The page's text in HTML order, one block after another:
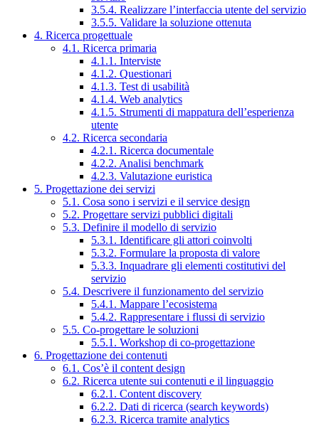
3.5.4. Realizzare l’interfaccia utente del servizio
3.5.5. Validare la soluzione ottenuta
4. Ricerca progettuale
4.1. Ricerca primaria
4.1.1. Interviste
4.1.2. Questionari
4.1.3. Test di usabilità
4.1.4. Web analytics
4.1.5. Strumenti di mappatura dell’esperienza
utente
4.2. Ricerca secondaria
4.2.1. Ricerca documentale
4.2.2. Analisi benchmark
4.2.3. Valutazione euristica
5. Progettazione dei servizi
5.1. Cosa sono i servizi e il service design
5.2. Progettare servizi pubblici digitali
5.3. Definire il modello di servizio
5.3.1. Identificare gli attori coinvolti
5.3.2. Formulare la proposta di valore
5.3.3. Inquadrare gli elementi costitutivi del
servizio
5.4. Descrivere il funzionamento del servizio
5.4.1. Mappare l’ecosistema
5.4.2. Rappresentare i flussi di servizio
5.5. Co-progettare le soluzioni
5.5.1. Workshop di co-progettazione
6. Progettazione dei contenuti
6.1. Cos’è il content design
6.2. Ricerca utente sui contenuti e il linguaggio
6.2.1. Content discovery
6.2.2. Dati di ricerca (search keywords)
6.2.3. Ricerca tramite analytics